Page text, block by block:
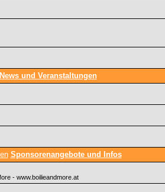
News und Veranstaltungen
Sponsorenangebote und Infos
- www.boilieandmore.at